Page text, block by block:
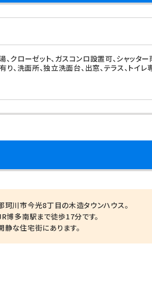
クローゼット、ガスコンロ設置可、シャッター
、洗面所、独立洗面台、出窓、テラス、トイレ
珂川市今光8丁目の木造タウンハウス。
博多南駅まで徒歩17分です。
静な住宅街にあります。